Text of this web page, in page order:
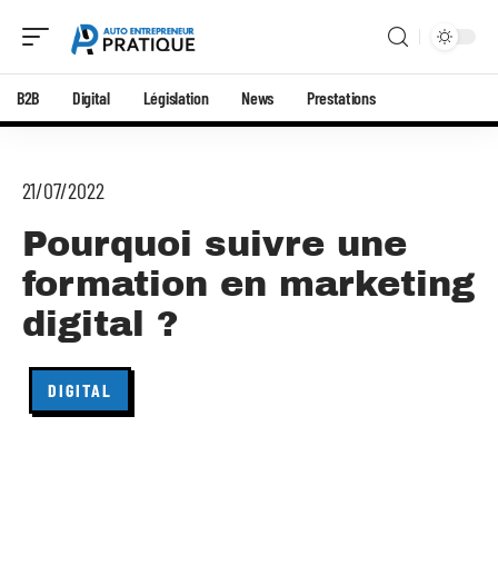
B2B Digital Législation News Prestations
21/07/2022
Pourquoi suivre une
formation en marketing
digital ?
DIGITAL